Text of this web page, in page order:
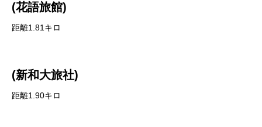
(花語旅館)
距離1.81キロ
(新和大旅社)
距離1.90キロ